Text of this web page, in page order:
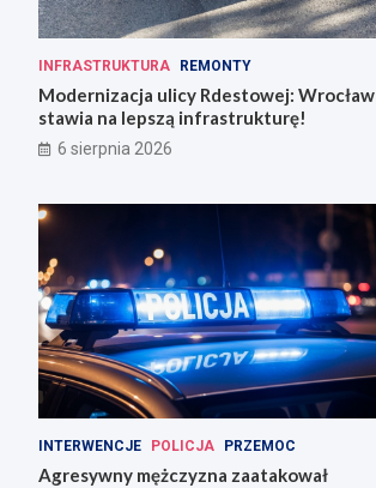
INFRASTRUKTURA REMONTY
Modernizacja ulicy Rdestowej: Wrocław
stawia na lepszą infrastrukturę!
6 sierpnia 2026
INTERWENCJE POLICJA PRZEMOC
Agresywny mężczyzna zaatakował